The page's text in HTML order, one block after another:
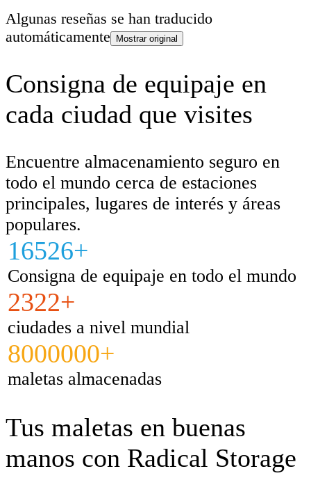
Algunas reseñas se han traducido
automáticamente
Mostrar original
Consigna de equipaje en
cada ciudad que visites
Encuentre almacenamiento seguro en
todo el mundo cerca de estaciones
principales, lugares de interés y áreas
populares.
16526+
Consigna de equipaje en todo el mundo
2322+
ciudades a nivel mundial
8000000+
maletas almacenadas
Tus maletas en buenas
manos con Radical Storage